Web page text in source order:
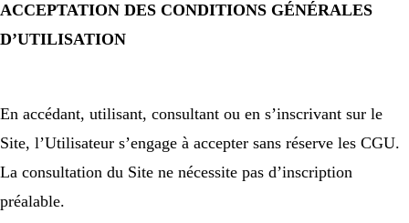
ACCEPTATION DES CONDITIONS GÉNÉRALES
D’UTILISATION
En accédant, utilisant, consultant ou en s’inscrivant sur le
Site, l’Utilisateur s’engage à accepter sans réserve les CGU.
La consultation du Site ne nécessite pas d’inscription
préalable.